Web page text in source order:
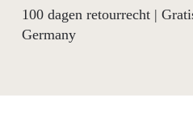
100 dagen retourrecht |
Germany